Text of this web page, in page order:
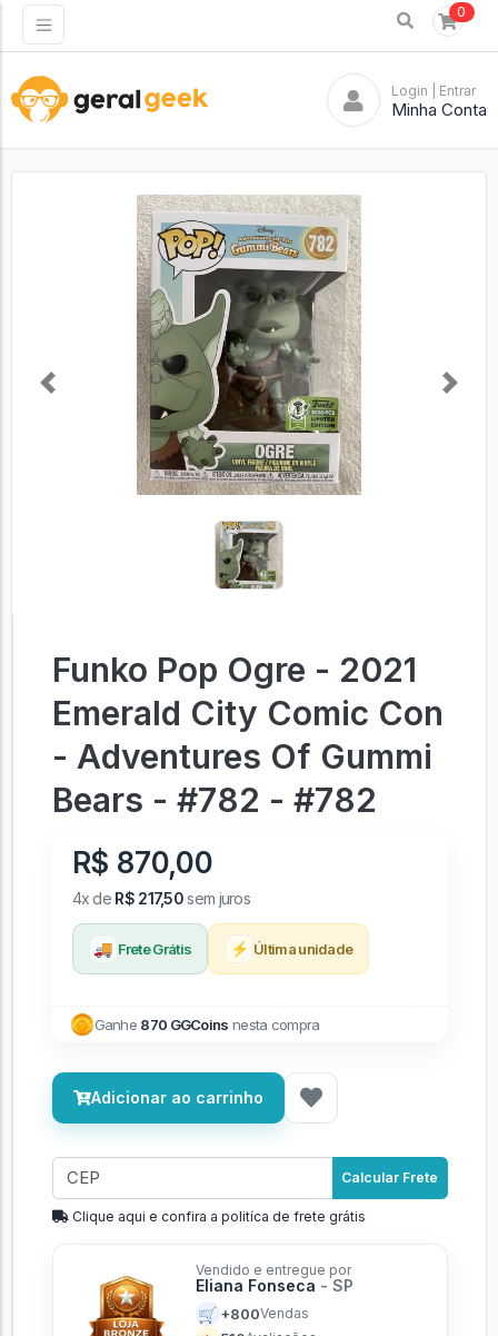
0
Login | Entrar
Minha Conta
Previous Next
Funko Pop Ogre - 2021
Emerald City Comic Con
- Adventures Of Gummi
Bears - #782 - #782
R$ 870,00
4x de R$ 217,50sem juros
🚚 Frete Grátis ⚡ Última unidade
Ganhe 870 GGCoins nesta compra
Adicionar ao carrinho
Calcular Frete
Clique aqui e confira a politíca de frete grátis
Vendido e entregue por
Eliana Fonseca - SP
🛒 +800Vendas